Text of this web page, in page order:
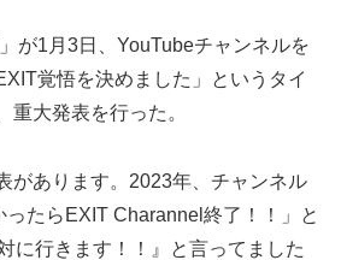
が1月3日、YouTubeチャンネルを
覚悟を決めました」というタイ
重大発表を行った。
があります。2023年、チャンネル
たらEXIT Charannel終了！！」と
に行きます！！』と言ってました